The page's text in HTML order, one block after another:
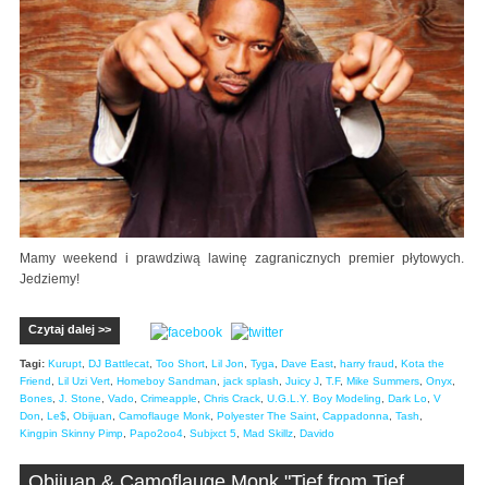
Mamy weekend i prawdziwą lawinę zagranicznych premier płytowych.
Jedziemy!
Czytaj dalej >>
Tagi: Kurupt DJ Battlecat Too Short Lil Jon Tyga Dave East harry fraud
Kota the
Friend
Lil Uzi Vert Homeboy Sandman jack splash Juicy J T.F, Mike Summers Onyx
Bones J. Stone Vado Crimeapple Chris Crack U.G.L.Y. Boy Modeling Dark Lo V
Don
Le$ Obijuan Camoflauge Monk Polyester The Saint Cappadonna Tash
Kingpin Skinny Pimp Papo2oo4 Subjxct 5 Mad Skillz Davido